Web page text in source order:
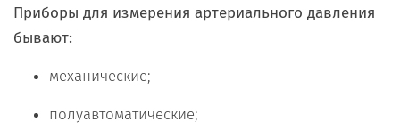
Приборы для измерения артериального давления
бывают:
механические;
полуавтоматические;